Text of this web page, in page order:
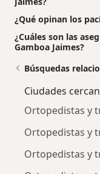
¿Qué opinan los
¿Cuáles son las
Gamboa Jaimes?
Búsquedas
Ciudades
Ortopedistas y
Ortopedistas y
Ortopedistas y